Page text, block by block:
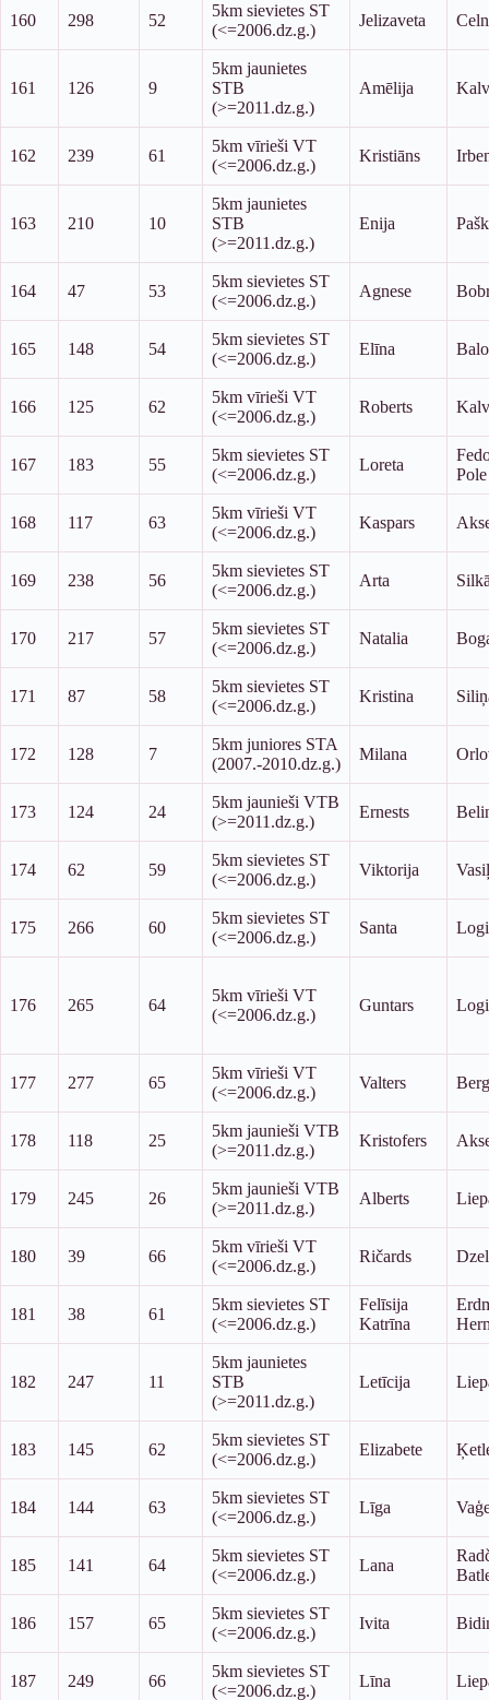
160 298 52
5km sievietes ST
(<=2006.dz.g.)
Jelizaveta
161 126 9
5km jaunietes
STB
(>=2011.dz.g.)
Amēlija
162 239 61
5km vīrieši VT
(<=2006.dz.g.)
Kristiāns
163 210 10
5km jaunietes
STB
(>=2011.dz.g.)
Enija
164 47 53
5km sievietes ST
(<=2006.dz.g.)
Agnese
165 148 54
5km sievietes ST
(<=2006.dz.g.)
Elīna
166 125 62
5km vīrieši VT
(<=2006.dz.g.)
Roberts
167 183 55
5km sievietes ST
(<=2006.dz.g.)
Loreta
Pole
168 117 63
5km vīrieši VT
(<=2006.dz.g.)
Kaspars
169 238 56
5km sievietes ST
(<=2006.dz.g.)
Arta
170 217 57
5km sievietes ST
(<=2006.dz.g.)
Natalia
171 87 58
5km sievietes ST
(<=2006.dz.g.)
Kristina
172 128 7
5km juniores STA
(2007.-2010.dz.g.)
Milana
173 124 24
5km jaunieši VTB
(>=2011.dz.g.)
Ernests
174 62 59
5km sievietes ST
(<=2006.dz.g.)
Viktorija
175 266 60
5km sievietes ST
(<=2006.dz.g.)
Santa
176 265 64
5km vīrieši VT
(<=2006.dz.g.)
Guntars
177 277 65
5km vīrieši VT
(<=2006.dz.g.)
Valters
178 118 25
5km jaunieši VTB
(>=2011.dz.g.)
Kristofers
179 245 26
5km jaunieši VTB
(>=2011.dz.g.)
Alberts
180 39 66
5km vīrieši VT
(<=2006.dz.g.)
Ričards
181 38 61
5km sievietes ST
(<=2006.dz.g.)
Felīsija
Katrīna
182 247 11
5km jaunietes
STB
(>=2011.dz.g.)
Letīcija
183 145 62
5km sievietes ST
(<=2006.dz.g.)
Elizabete
184 144 63
5km sievietes ST
(<=2006.dz.g.)
Līga
185 141 64
5km sievietes ST
(<=2006.dz.g.)
Lana
186 157 65
5km sievietes ST
(<=2006.dz.g.)
Ivita
187 249 66
5km sievietes ST
(<=2006.dz.g.)
Līna